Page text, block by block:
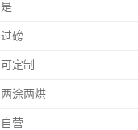
是
过磅
可定制
两涂两烘
自营